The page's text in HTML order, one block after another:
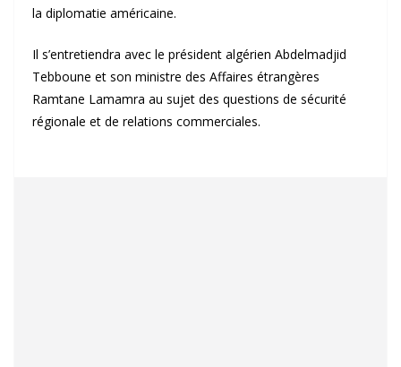
la diplomatie américaine.
Il s’entretiendra avec le président algérien Abdelmadjid
Tebboune et son ministre des Affaires étrangères
Ramtane Lamamra au sujet des questions de sécurité
régionale et de relations commerciales.